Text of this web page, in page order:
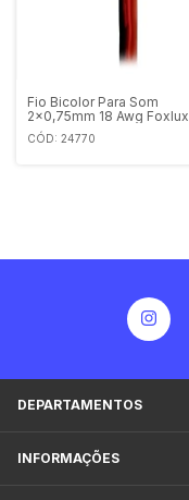
Fio Bicolor Para Som
2x0,75mm 18 Awg Foxlux
Preto/vermelho
CÓD: 24770
DEPARTAMENTOS
INFORMAÇÕES